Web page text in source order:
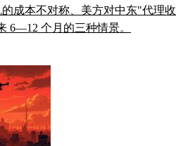
成本不对称、美方对中东"代理收
6—12 个月的三种情景。